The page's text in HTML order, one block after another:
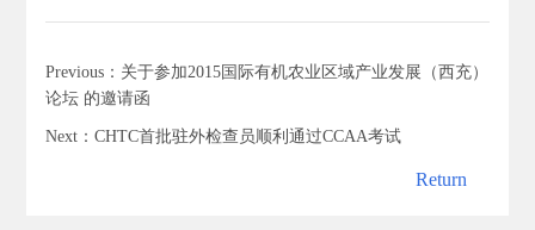
Previous：关于参加2015国际有机农业区域产业发展（西充）
论坛 的邀请函
Next：CHTC首批驻外检查员顺利通过CCAA考试
Return